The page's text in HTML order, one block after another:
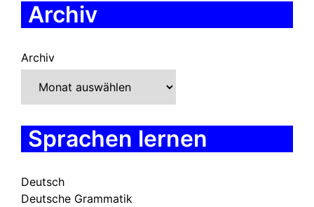
Archiv
Archiv
Sprachen lernen
Deutsch
Deutsche Grammatik